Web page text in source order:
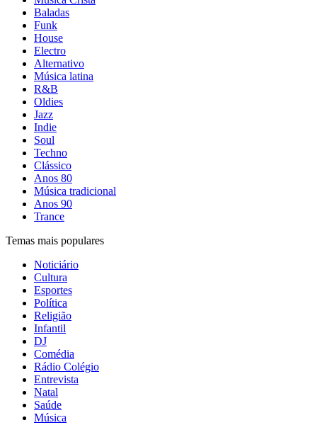
Baladas
Funk
House
Electro
Alternativo
Música latina
R&B
Oldies
Jazz
Indie
Soul
Techno
Clássico
Anos 80
Música tradicional
Anos 90
Trance
Temas mais populares
Noticiário
Cultura
Esportes
Política
Religião
Infantil
DJ
Comédia
Rádio Colégio
Entrevista
Natal
Saúde
Música